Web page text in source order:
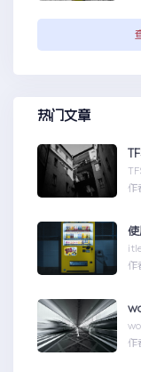
热门文章
户
作
作
我
作